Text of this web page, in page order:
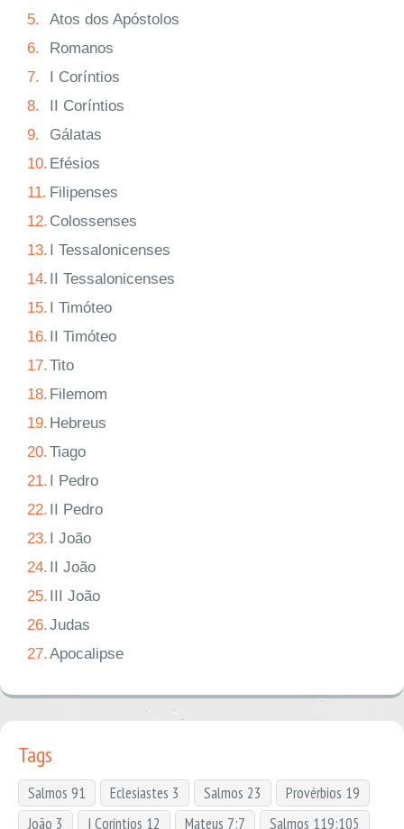
5.
Atos dos Apóstolos
6.
Romanos
7.
I Coríntios
8.
II Coríntios
9.
Gálatas
10. Efésios
11. Filipenses
12. Colossenses
13. I Tessalonicenses
14. II Tessalonicenses
15. I Timóteo
16. II Timóteo
17.Tito
18. Filemom
19. Hebreus
20.Tiago
21. I Pedro
22. II Pedro
23. I João
24. II João
25. III João
26.Judas
27.Apocalipse
Tags
Salmos 91 Eclesiastes 3 Salmos 23
Provérbios 19
João 3
I Coríntios 12 Mateus 7:7 Salmos 119:105